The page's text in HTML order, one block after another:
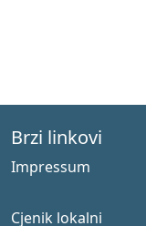
Brzi linkovi
Impressum
Cjenik lokalni